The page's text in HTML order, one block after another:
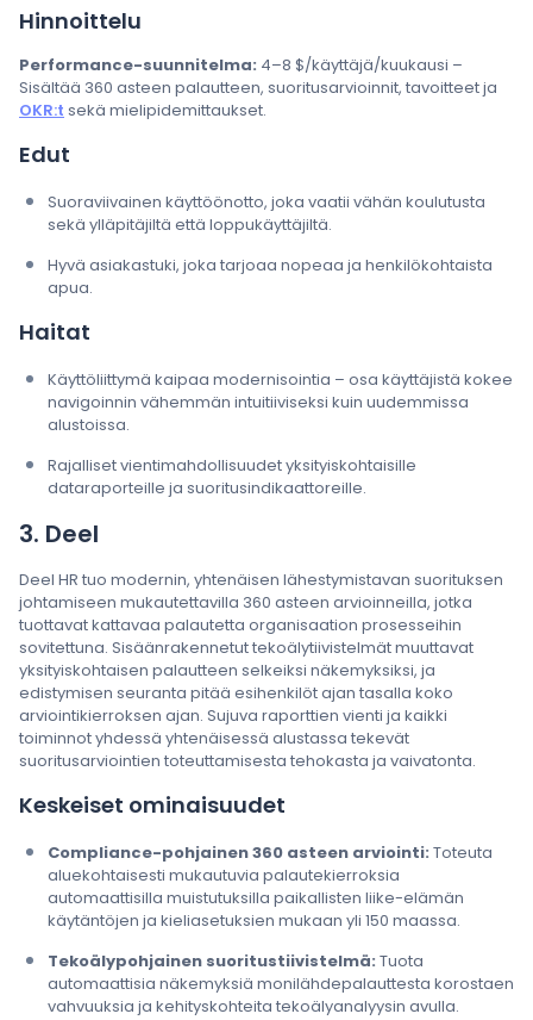
Hinnoittelu
Performance-suunnitelma: 4–8 $/käyttäjä/kuukausi –
Sisältää 360 asteen palautteen, suoritusarvioinnit, tavoitteet ja
OKR:t sekä mielipidemittaukset.
Edut
Suoraviivainen käyttöönotto, joka vaatii vähän koulutusta
sekä ylläpitäjiltä että loppukäyttäjiltä.
Hyvä asiakastuki, joka tarjoaa nopeaa ja henkilökohtaista
apua.
Haitat
Käyttöliittymä kaipaa modernisointia – osa käyttäjistä kokee
navigoinnin vähemmän intuitiiviseksi kuin uudemmissa
alustoissa.
Rajalliset vientimahdollisuudet yksityiskohtaisille
dataraporteille ja suoritusindikaattoreille.
3. Deel
Deel HR tuo modernin, yhtenäisen lähestymistavan suorituksen
johtamiseen mukautettavilla 360 asteen arvioinneilla, jotka
tuottavat kattavaa palautetta organisaation prosesseihin
sovitettuna. Sisäänrakennetut tekoälytiivistelmät muuttavat
yksityiskohtaisen palautteen selkeiksi näkemyksiksi, ja
edistymisen seuranta pitää esihenkilöt ajan tasalla koko
arviointikierroksen ajan. Sujuva raporttien vienti ja kaikki
toiminnot yhdessä yhtenäisessä alustassa tekevät
suoritusarviointien toteuttamisesta tehokasta ja vaivatonta.
Keskeiset ominaisuudet
Compliance-pohjainen 360 asteen arviointi: Toteuta
aluekohtaisesti mukautuvia palautekierroksia
automaattisilla muistutuksilla paikallisten liike-elämän
käytäntöjen ja kieliasetuksien mukaan yli 150 maassa.
Tekoälypohjainen suoritustiivistelmä: Tuota
automaattisia näkemyksiä monilähdepalauttesta korostaen
vahvuuksia ja kehityskohteita tekoälyanalyysin avulla.